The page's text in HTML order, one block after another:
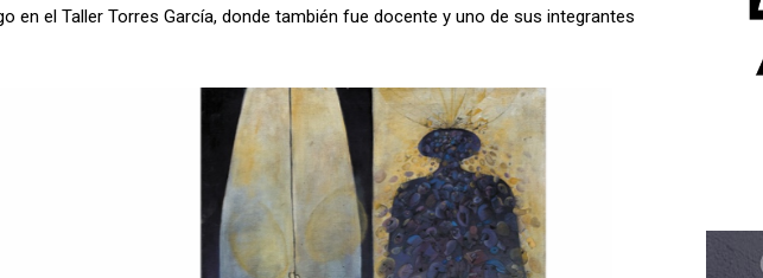
en el Taller Torres García, donde también fue docente y uno de sus integrantes